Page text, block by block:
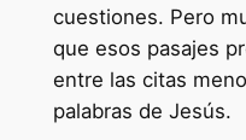
cuestiones. Pero
que esos pasajes
entre las citas
palabras de Jesús.